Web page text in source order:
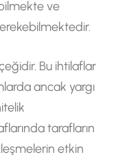
ve
Bu ihtilaflar
ancak yargı
tarafların
etkin